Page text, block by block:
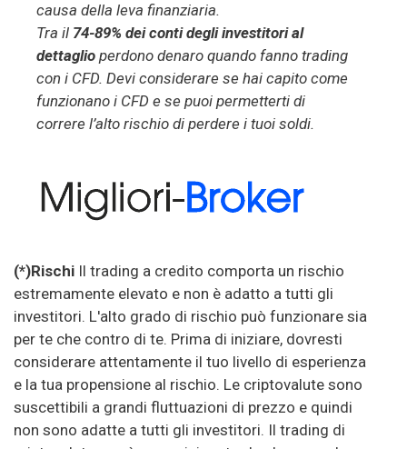
causa della leva finanziaria.
Tra il 74-89% dei conti degli investitori al
dettaglio perdono denaro quando fanno trading
con i CFD. Devi considerare se hai capito come
funzionano i CFD e se puoi permetterti di
correre l’alto rischio di perdere i tuoi soldi.
(*)Rischi Il trading a credito comporta un rischio
estremamente elevato e non è adatto a tutti gli
investitori. L'alto grado di rischio può funzionare sia
per te che contro di te. Prima di iniziare, dovresti
considerare attentamente il tuo livello di esperienza
e la tua propensione al rischio. Le criptovalute sono
suscettibili a grandi fluttuazioni di prezzo e quindi
non sono adatte a tutti gli investitori. Il trading di